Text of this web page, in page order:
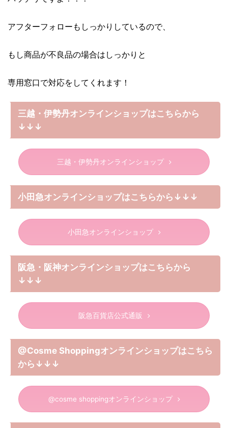
アフターフォローもしっかりしているので、
もし商品が不良品の場合はしっかりと
専用窓口で対応をしてくれます！
三越・伊勢丹オンラインショップはこちらから
↓↓↓
三越・伊勢丹オンラインショップ
小田急オンラインショップはこちらから↓↓↓
小田急オンラインショップ
阪急・阪神オンラインショップはこちらから
↓↓↓
阪急百貨店公式通販
@Cosme Shoppingオンラインショップはこちら
から↓↓↓
@cosme shoppingオンラインショップ